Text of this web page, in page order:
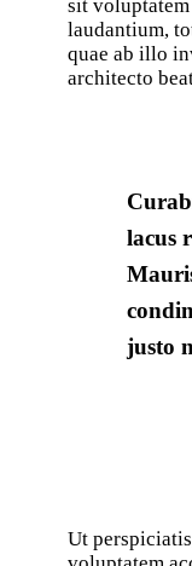
sit
laudantium,
quae ab illo
architecto
lacus
justo
Ut